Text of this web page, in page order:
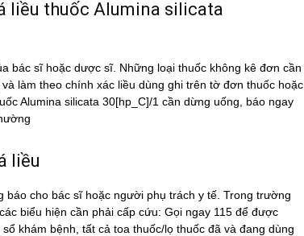
liều thuốc Alumina silicata
bác sĩ hoặc dược sĩ. Những loại thuốc không kê đơn cần
làm theo chính xác liều dùng ghi trên tờ đơn thuốc hoặc
Alumina silicata 30[hp_C]/1 cần dừng uống, báo ngay
liều
cho bác sĩ hoặc người phụ trách y tế. Trong trường
biểu hiện cần phải cấp cứu: Gọi ngay 115 để được
khám bệnh, tất cả toa thuốc/lọ thuốc đã và đang dùng